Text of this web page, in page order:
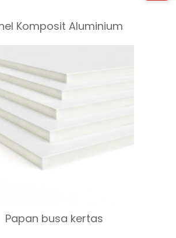
Komposit Aluminium
Papan busa kertas